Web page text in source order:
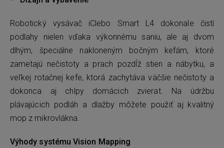
Robotický vysávač iClebo Smart L4 dokonale čistí
podlahy nielen vďaka výkonnému saniu, ale aj dvom
dlhým, špeciálne nakloneným bočným kefám, ktoré
zametajú nečistoty a prach pozdĺž stien a nábytku, a
veľkej rotačnej kefe, ktorá zachytáva väčšie nečistoty a
dokonca aj chlpy domácich zvierat. Na údržbu
plávajúcich podláh a dlažby môžete použiť aj kvalitný
mop z mikrovlákna.
Výhody systému Vision Mapping